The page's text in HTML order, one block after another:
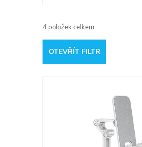
a
z
e
4 položek celkem
OTEVŘÍT FILTR